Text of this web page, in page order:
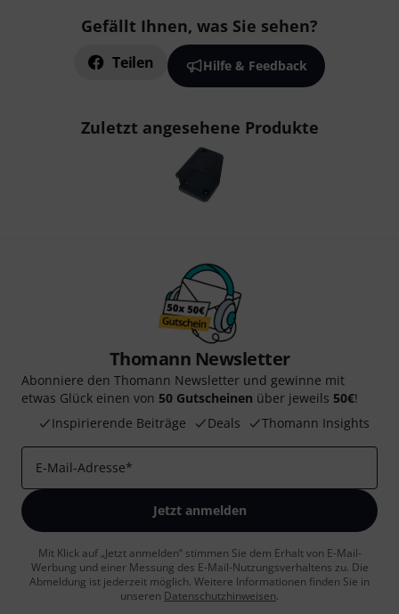
Gefällt Ihnen, was Sie sehen?
Teilen Hilfe & Feedback
Zuletzt angesehene Produkte
Thomann Newsletter
Abonniere den Thomann Newsletter und gewinne mit
etwas Glück einen von 50 Gutscheinen über jeweils 50€!
Inspirierende Beiträge
Deals Thomann Insights
E-Mail-Adresse*
Jetzt anmelden
Mit Klick auf „Jetzt anmelden“ stimmen Sie dem Erhalt von E-Mail-
Werbung und einer Messung des E-Mail-Nutzungsverhaltens zu. Die
Abmeldung ist jederzeit möglich. Weitere Informationen finden Sie in
unseren Datenschutzhinweisen.